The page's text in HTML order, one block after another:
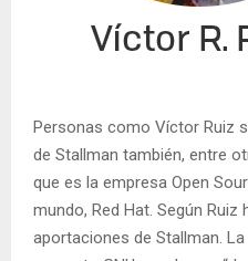
Personas como Víctor Ruiz
de Stallman también, entre
que es la empresa Open
mundo, Red Hat. Según Ruiz
aportaciones de Stallman.